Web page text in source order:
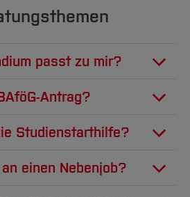
passt zu mir?
gibt es?
[Inhalt zuklappen]
Antrag?
als Zuschuss und zur
muss nur der
Studienstarthilfe?
einen Nebenjob?